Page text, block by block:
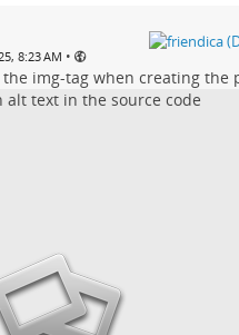
8:23 AM •
img-tag when creating the